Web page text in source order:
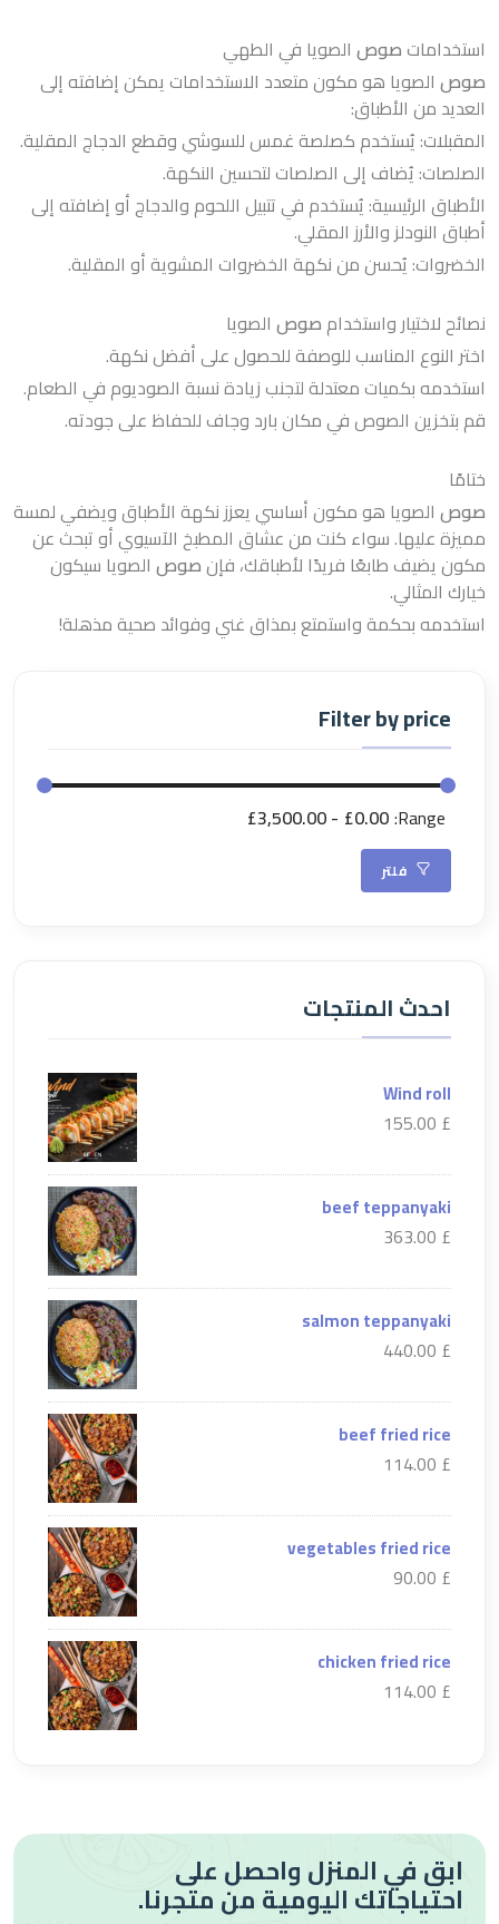
استخداماتصوص الصويا في الطهي
صوص الصويا هو مكون متعدد الاستخدامات يمكن إضافته إلى
العديد من الأطباق:
المقبلات: يُستخدم كصلصة غمس للسوشي وقطع الدجاج المقلية.
الصلصات: يُضاف إلى الصلصات لتحسين النكهة.
الأطباق الرئيسية: يُستخدم في تتبيل اللحوم والدجاج أو إضافته إلى
أطباق النودلز والأرز المقلي.
الخضروات: يُحسن من نكهة الخضروات المشوية أو المقلية.
نصائح لاختيار واستخدامصوص الصويا
اختر النوع المناسب للوصفة للحصول على أفضل نكهة.
استخدمه بكميات معتدلة لتجنب زيادة نسبة الصوديوم في الطعام.
قم بتخزين الصوص في مكان بارد وجاف للحفاظ على جودته.
ختامًا
صوص الصويا هو مكون أساسي يعزز نكهة الأطباق ويضفي لمسة
مميزة عليها. سواء كنت من عشاق المطبخ الآسيوي أو تبحث عن
مكون يضيف طابعًا فريدًا لأطباقك، فإنصوص الصويا سيكون
خيارك المثالي.
استخدمه بحكمة واستمتع بمذاق غني وفوائد صحية مذهلة!
Filter by price
Range:
£0.00
£3,500.00
فلتر
احدث المنتجات
Wind roll
£ 155.00
beef teppanyaki
£ 363.00
salmon teppanyaki
£ 440.00
beef fried rice
£ 114.00
vegetables fried rice
£ 90.00
chicken fried rice
£ 114.00
ابق في المنزل واحصل على
احتياجاتك اليومية من متجرنا.